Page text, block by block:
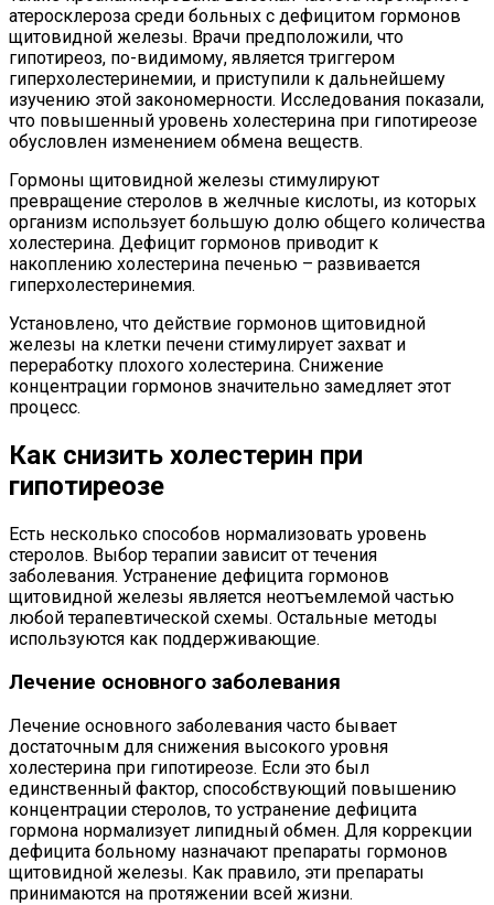
атеросклероза среди больных с дефицитом гормонов
щитовидной железы. Врачи предположили, что
гипотиреоз, по-видимому, является триггером
гиперхолестеринемии, и приступили к дальнейшему
изучению этой закономерности. Исследования показали,
что повышенный уровень холестерина при гипотиреозе
обусловлен изменением обмена веществ.
Гормоны щитовидной железы стимулируют
превращение стеролов в желчные кислоты, из которых
организм использует большую долю общего количества
холестерина. Дефицит гормонов приводит к
накоплению холестерина печенью – развивается
гиперхолестеринемия.
Установлено, что действие гормонов щитовидной
железы на клетки печени стимулирует захват и
переработку плохого холестерина. Снижение
концентрации гормонов значительно замедляет этот
процесс.
Как снизить холестерин при
гипотиреозе
Есть несколько способов нормализовать уровень
стеролов. Выбор терапии зависит от течения
заболевания. Устранение дефицита гормонов
щитовидной железы является неотъемлемой частью
любой терапевтической схемы. Остальные методы
используются как поддерживающие.
Лечение основного заболевания
Лечение основного заболевания часто бывает
достаточным для снижения высокого уровня
холестерина при гипотиреозе. Если это был
единственный фактор, способствующий повышению
концентрации стеролов, то устранение дефицита
гормона нормализует липидный обмен. Для коррекции
дефицита больному назначают препараты гормонов
щитовидной железы. Как правило, эти препараты
принимаются на протяжении всей жизни.